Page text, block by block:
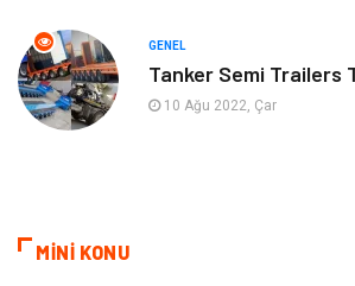
Aksesuar
Astroloji
GENEL
Tanker Semi Trailers
10 Ağu 2022, Çar
MİNİ KONU